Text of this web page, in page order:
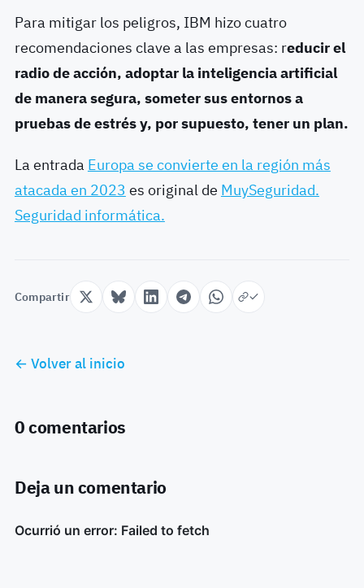
Para mitigar los peligros, IBM hizo cuatro
recomendaciones clave a las empresas: reducir el
radio de acción, adoptar la inteligencia artificial
de manera segura, someter sus entornos a
pruebas de estrés y, por supuesto, tener un plan.
La entrada Europa se convierte en la región más
atacada en 2023 es original de MuySeguridad.
Seguridad informática.
Compartir
← Volver al inicio
0 comentarios
Deja un comentario